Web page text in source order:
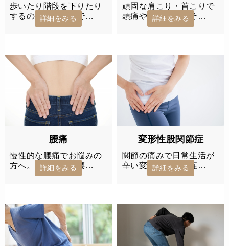
歩いたり階段を下りたり
するのが辛い膝痛で…
詳細をみる
頑固な肩こり・首こりで
頭痛やめまいも…そ…
詳細をみる
腰痛
慢性的な腰痛でお悩みの
方へ。当院では、腰…
詳細をみる
変形性股関節症
関節の痛みで日常生活が
辛い変形性股関節症…
詳細をみる